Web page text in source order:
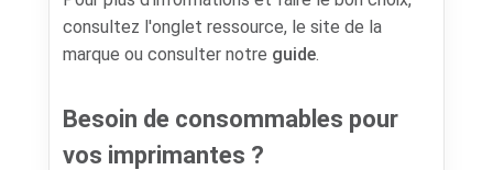
consultez l'onglet ressource, le site de la
marque ou consulter notre guide.
Besoin de consommables pour
vos imprimantes ?